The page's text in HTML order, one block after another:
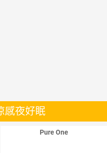
感夜好眠
Pure One